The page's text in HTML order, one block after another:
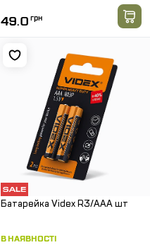
49.0 грн
Батарейка Videx R3/AAA шт
В НАЯВНОСТІ